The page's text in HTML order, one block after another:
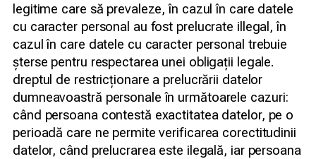
legitime care să prevaleze, în cazul în care datele
cu caracter personal au fost prelucrate illegal, în
cazul în care datele cu caracter personal trebuie
șterse pentru respectarea unei obligații legale.
dreptul de restricționare a prelucrării datelor
dumneavoastră personale în următoarele cazuri:
când persoana contestă exactitatea datelor, pe o
perioadă care ne permite verificarea corectitudinii
datelor, când prelucrarea este ilegală, iar persoana